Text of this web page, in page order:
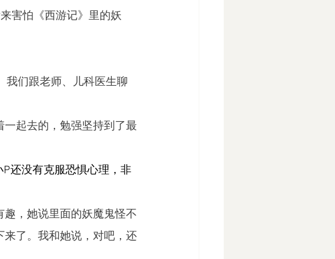
害怕《西游记》里的妖
我们跟老师、儿科医生聊
起去的，勉强坚持到了最
P还没有克服恐惧心理，非
，她说里面的妖魔鬼怪不
了。我和她说，对吧，还